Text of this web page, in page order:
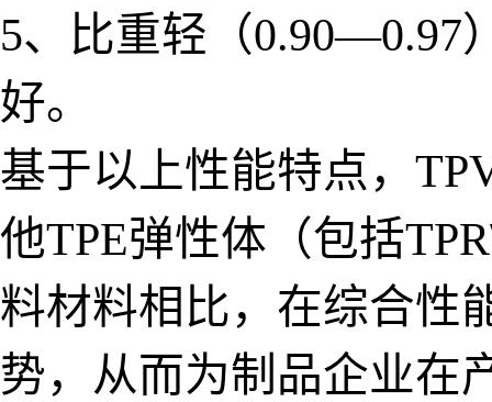
5、比重轻（0.90—0.97
好。
基于以上性能特点，
他TPE弹性体（包括
料材料相比，在综合性
势，从而为制品企业在